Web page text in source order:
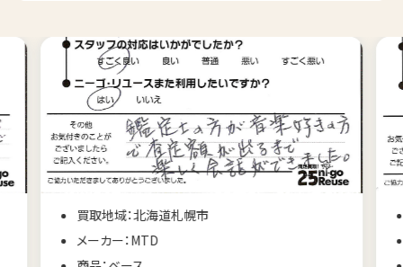
買取地域：広島県広島市
メーカー：KORG コルグ